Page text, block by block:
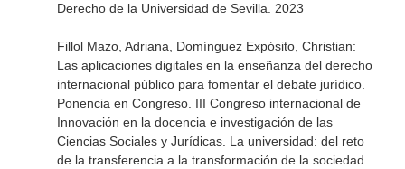
Derecho de la Universidad de Sevilla. 2023
Fillol Mazo, Adriana, Domínguez Expósito, Christian:
Las aplicaciones digitales en la enseñanza del derecho
internacional público para fomentar el debate jurídico.
Ponencia en Congreso. III Congreso internacional de
Innovación en la docencia e investigación de las
Ciencias Sociales y Jurídicas. La universidad: del reto
de la transferencia a la transformación de la sociedad.